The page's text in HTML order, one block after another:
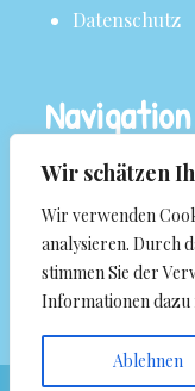
Wir schätzen
Wir verwenden
analysieren. Durch
stimmen Sie der
Informationen dazu
Ablehnen
Datenschutz
Navigation
Über uns
Aktuelles
Termine